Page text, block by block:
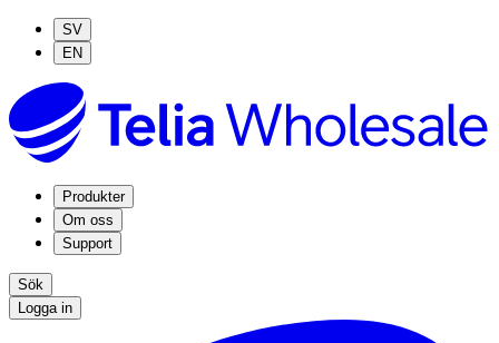
SV
EN
Produkter
Om oss
Support
Sök
Logga in